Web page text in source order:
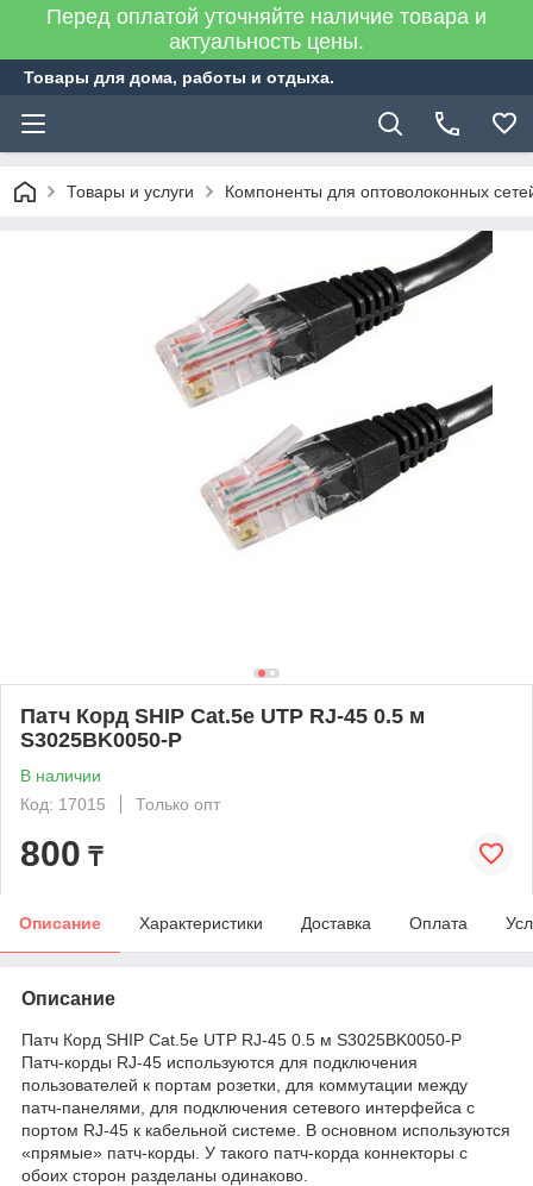
Перед оплатой уточняйте наличие товара и
актуальность цены.
Товары для дома, работы и отдыха.
Товары и услуги Компоненты для оптоволоконных
Патч Корд SHIP Cat.5e UTP RJ-45 0.5 м
S3025BK0050-P
В наличии
Код: 17015
Только опт
800 ₸
Описание Характеристики Доставка Оплата
Описание
Патч Корд SHIP Cat.5e UTP RJ-45 0.5 м S3025BK0050-P
Патч-корды RJ-45 используются для подключения
пользователей к портам розетки, для коммутации между
патч-панелями, для подключения сетевого интерфейса c
портом RJ-45 к кабельной системе. В основном используются
«прямые» патч-корды. У такого патч-корда коннекторы с
обоих сторон разделаны одинаково.